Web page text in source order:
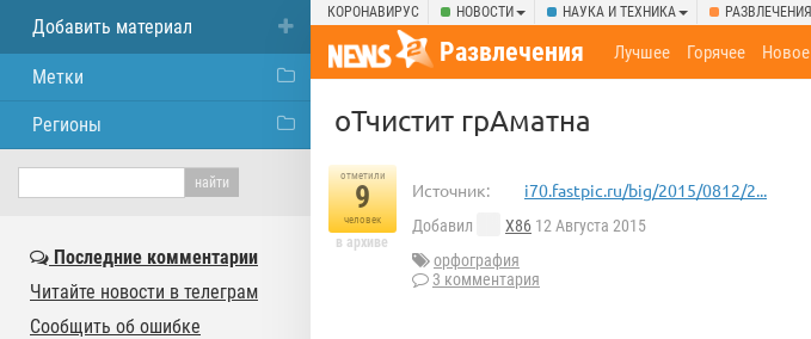
КОРОНАВИРУС НОВОСТИ НАУКА И ТЕХНИКА РАЗВЛЕЧЕНИЯ
Развлечения Лучшее Горячее Новое
оТчистит грАматна
отметили
9
человек
в архиве
Источник: i70.fastpic.ru/big/2015/0812/2...
Добавил X86 12 Августа 2015
орфография
3 комментария
Добавить материал
Метки
Регионы
Последние комментарии
Читайте новости в телеграм
Сообщить об ошибке